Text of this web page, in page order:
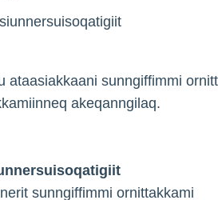
ataasiakkaani sunngiffimmi
akeqanngilaq.
sunngiffimmi ornittakkami